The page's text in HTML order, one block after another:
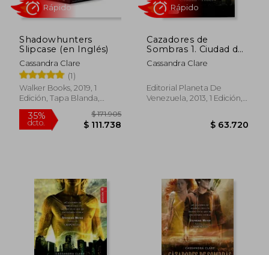
Rápido
Shadowhunters
Slipcase (en Inglés)
Cassandra Clare
(1)
Walker Books, 2019, 1
Edición, Tapa Blanda,
Nuevo
Cazadores de
Sombras 1. Ciudad de
Hueso
Cassandra Clare
Editorial Planeta De
Venezuela, 2013, 1 Edición,